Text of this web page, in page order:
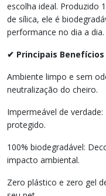
escolha ideal. Produzido
de sílica, ele é
performance no dia a dia.
✔ Principais Benefícios
Ambiente limpo e sem
neutralização do cheiro.
Impermeável de
protegido.
100% biodegradável:
impacto ambiental.
Zero plástico e zero gel